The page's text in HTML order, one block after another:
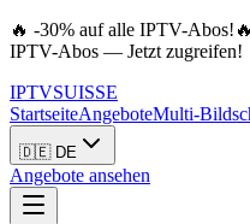
🔥 -30% auf alle IPTV-Abos!
IPTV-Abos — Jetzt zugreifen!
IPTVSUISSE
StartseiteAngeboteMulti-
🇩🇪 DE
Angebote ansehen